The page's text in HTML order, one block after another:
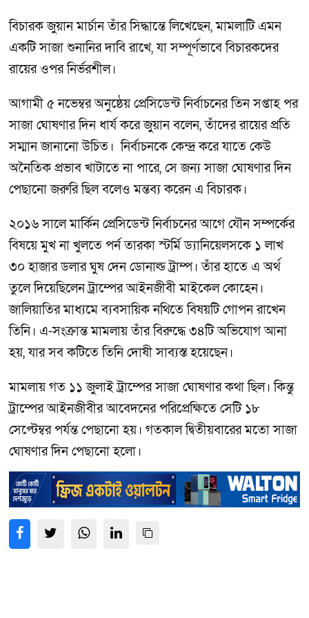
বিচারক জুয়ান মার্চান তাঁর সিদ্ধান্তে লিখেছেন, মামলাটি এমন
একটি সাজা শুনানির দাবি রাখে, যা সম্পূর্ণভাবে বিচারকদের
রায়ের ওপর নির্ভরশীল।
আগামী ৫ নভেম্বর অনুষ্ঠেয় প্রেসিডেন্ট নির্বাচনের তিন সপ্তাহ পর
সাজা ঘোষণার দিন ধার্য করে জুয়ান বলেন, তাঁদের রায়ের প্রতি
সম্মান জানানো উচিত। নির্বাচনকে কেন্দ্র করে যাতে কেউ
অনৈতিক প্রভাব খাটাতে না পারে, সে জন্য সাজা ঘোষণার দিন
পেছানো জরুরি ছিল বলেও মন্তব্য করেন এ বিচারক।
২০১৬ সালে মার্কিন প্রেসিডেন্ট নির্বাচনের আগে যৌন সম্পর্কের
বিষয়ে মুখ না খুলতে পর্ন তারকা স্টর্মি ড্যানিয়েলসকে ১ লাখ
৩০ হাজার ডলার ঘুষ দেন ডোনাল্ড ট্রাম্প। তাঁর হাতে এ অর্থ
তুলে দিয়েছিলেন ট্রাম্পের আইনজীবী মাইকেল কোহেন।
জালিয়াতির মাধ্যমে ব্যবসায়িক নথিতে বিষয়টি গোপন রাখেন
তিনি। এ-সংক্রান্ত মামলায় তাঁর বিরুদ্ধে ৩৪টি অভিযোগ আনা
হয়, যার সব কটিতে তিনি দোষী সাব্যস্ত হয়েছেন।
মামলায় গত ১১ জুলাই ট্রাম্পের সাজা ঘোষণার কথা ছিল। কিন্তু
ট্রাম্পের আইনজীবীর আবেদনের পরিপ্রেক্ষিতে সেটি ১৮
সেপ্টেম্বর পর্যন্ত পেছানো হয়। গতকাল দ্বিতীয়বারের মতো সাজা
ঘোষণার দিন পেছানো হলো।